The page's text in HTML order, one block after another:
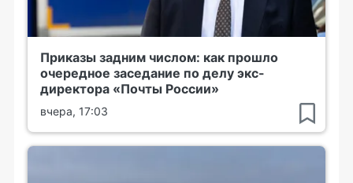
Приказы задним числом: как прошло
очередное заседание по делу экс-
директора «Почты России»
вчера, 17:03